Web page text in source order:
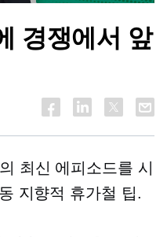
경쟁에서 앞
최신 에피소드를 시
지향적 휴가철 팁.